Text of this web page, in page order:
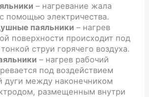
– нагревание жала
помощью электричества.
паяльники – нагрев
поверхности происходит под
струи горячего воздуха.
– нагрев рабочий
под воздействием
дуги между наконечником
размещенным внутри